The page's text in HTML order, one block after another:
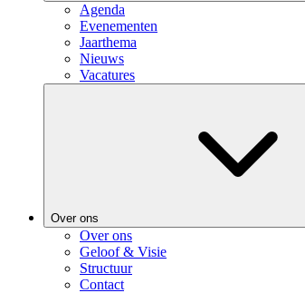
Agenda
Evenementen
Jaarthema
Nieuws
Vacatures
Over ons
Over ons
Geloof & Visie
Structuur
Contact